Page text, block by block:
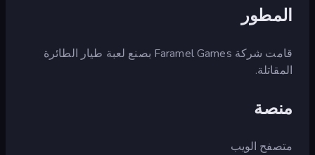
المطور
قامت شركة Faramel Games بصنع لعبة طيار الطائرة
المقاتلة.
منصة
متصفح الويب